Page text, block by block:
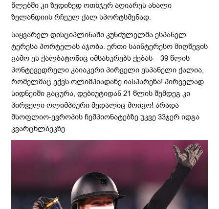
წლებში კი ზედიზედ ოთხჯერ აღიარეს ახალი
ზელანდიის რჩეულ ქალ სპორტსმენად.
საყვარელ დისციპლინაში კუნძულელმა ესპანელ
ტერესა პორტელას აჯობა. ერთი საინტერესო მიღწევის
გამო ეს ქალბატონიც იმსახურებს ქებას – 39 წლის
პონტევედრელი კაიაკერი პირველი ესპანელი ქალია,
რომელმაც ექვს ოლიმპიადაზე იასპარეზა! პირველად
სიდნეიში გაცურა, დებიუტიდან 21 წლის შემდეგ კი
პირველი ოლიმპიური მედალიც მოიგო! არადა
მსოფლიო-ევროპის ჩემპიონატებზე უკვე 33ჯერ იდგა
კვარცხლბეკზე.